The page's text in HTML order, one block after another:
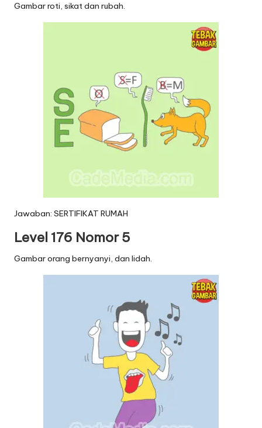
Gambar roti, sikat dan rubah.
Jawaban: SERTIFIKAT RUMAH
Level 176 Nomor 5
Gambar orang bernyanyi, dan lidah.